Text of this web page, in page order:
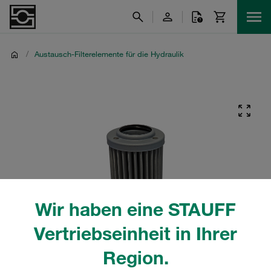
Wir haben eine STAUFF
Vertriebseinheit in Ihrer
Region.
/ Austausch-Filterelemente für die Hydraulik